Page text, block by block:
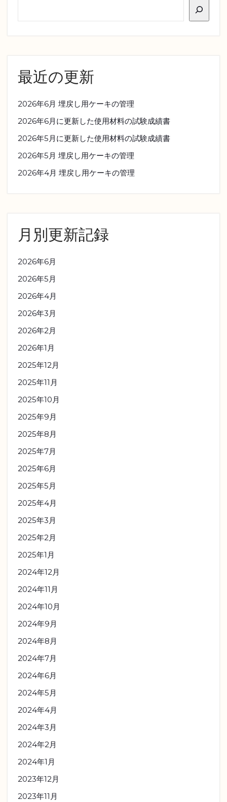
最近の更新
2026年6月 埋戻し用ケーキの管理
2026年6月に更新した使用材料の試験成績書
2026年5月に更新した使用材料の試験成績書
2026年5月 埋戻し用ケーキの管理
2026年4月 埋戻し用ケーキの管理
月別更新記録
2026年6月
2026年5月
2026年4月
2026年3月
2026年2月
2026年1月
2025年12月
2025年11月
2025年10月
2025年9月
2025年8月
2025年7月
2025年6月
2025年5月
2025年4月
2025年3月
2025年2月
2025年1月
2024年12月
2024年11月
2024年10月
2024年9月
2024年8月
2024年7月
2024年6月
2024年5月
2024年4月
2024年3月
2024年2月
2024年1月
2023年12月
2023年11月